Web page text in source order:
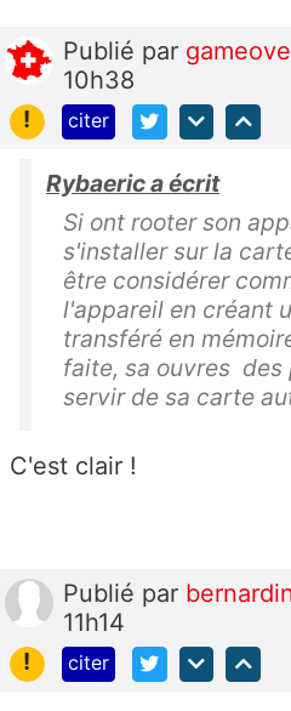
Publié par
10h38
!
citer
Rybaeric a écrit
Si ont rooter son
s'installer sur la
être considérer
l'appareil en créant
transféré en
faite, sa ouvres des
servir de sa carte
C'est clair !
Publié par
11h14
!
citer